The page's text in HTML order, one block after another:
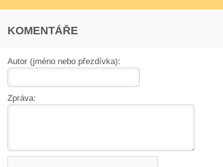
KOMENTÁŘE
Autor (jméno nebo přezdívka):
Zpráva: